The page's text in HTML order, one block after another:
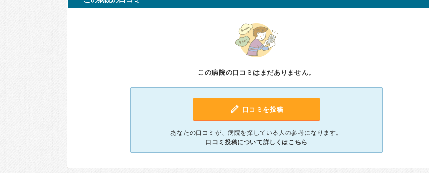
この病院の口コミはまだありません。
口コミを投稿
あなたの口コミが、病院を探している人の参考になります。
口コミ投稿について詳しくはこちら